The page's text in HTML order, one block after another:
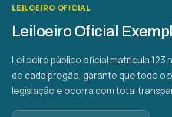
LEILOEIRO OFICIAL
Leiloeiro Oficial
Leiloeiro público oficial matrícula 123
de cada pregão, garante que todo o
legislação e ocorra com total